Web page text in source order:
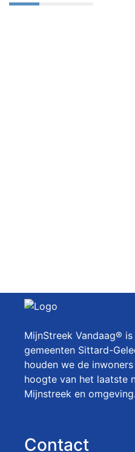
MijnStreek Vandaag®
gemeenten Sittard-
houden we de
hoogte van het laatste
Mijnstreek en omgeving.
Contact